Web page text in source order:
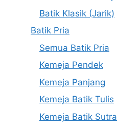
Batik Klasik (Jarik)
Batik Pria
Semua Batik Pria
Kemeja Pendek
Kemeja Panjang
Kemeja Batik Tulis
Kemeja Batik Sutra